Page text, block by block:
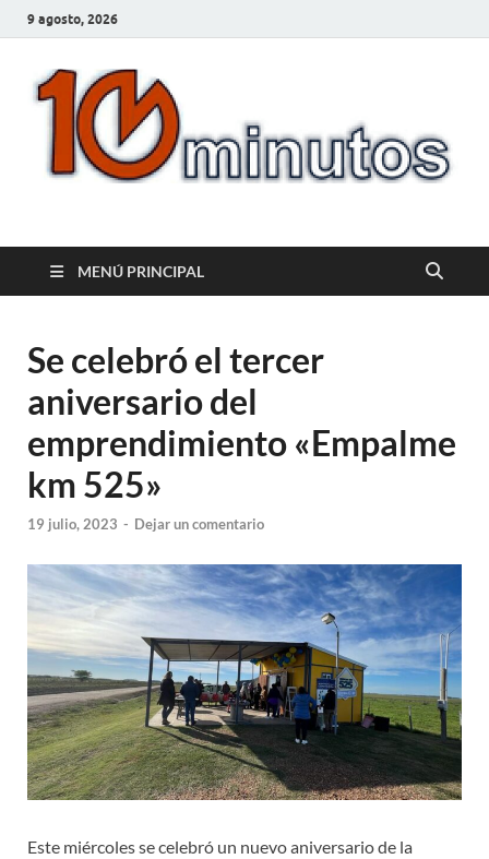
9 agosto, 2026
10minutos.com.uy
MENÚ PRINCIPAL
Se celebró el tercer
aniversario del
emprendimiento «Empalme
km 525»
19 julio, 2023 - Dejar un comentario
Este miércoles se celebró un nuevo aniversario de la